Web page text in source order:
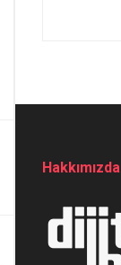
Hakkımızda